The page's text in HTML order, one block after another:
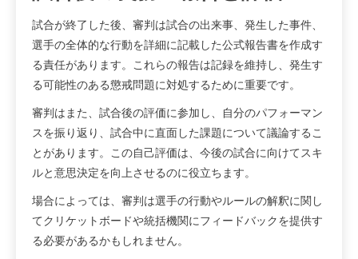
試合が終了した後、審判は試合の出来事、発生した事件、
選手の全体的な行動を詳細に記載した公式報告書を作成す
る責任があります。これらの報告は記録を維持し、発生す
る可能性のある懲戒問題に対処するために重要です。
審判はまた、試合後の評価に参加し、自分のパフォーマン
スを振り返り、試合中に直面した課題について議論するこ
とがあります。この自己評価は、今後の試合に向けてスキ
ルと意思決定を向上させるのに役立ちます。
場合によっては、審判は選手の行動やルールの解釈に関し
てクリケットボードや統括機関にフィードバックを提供す
る必要があるかもしれません。